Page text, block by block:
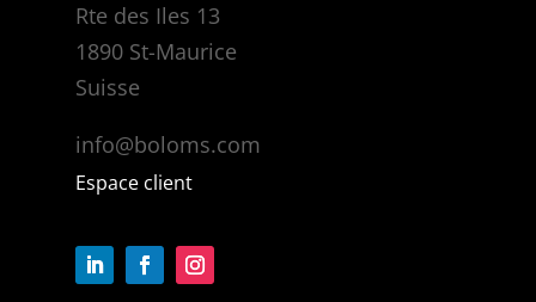
Rte des Iles 13
1890 St-Maurice
Suisse
info@boloms.com
Espace client